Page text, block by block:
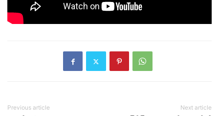
Previous article Next article